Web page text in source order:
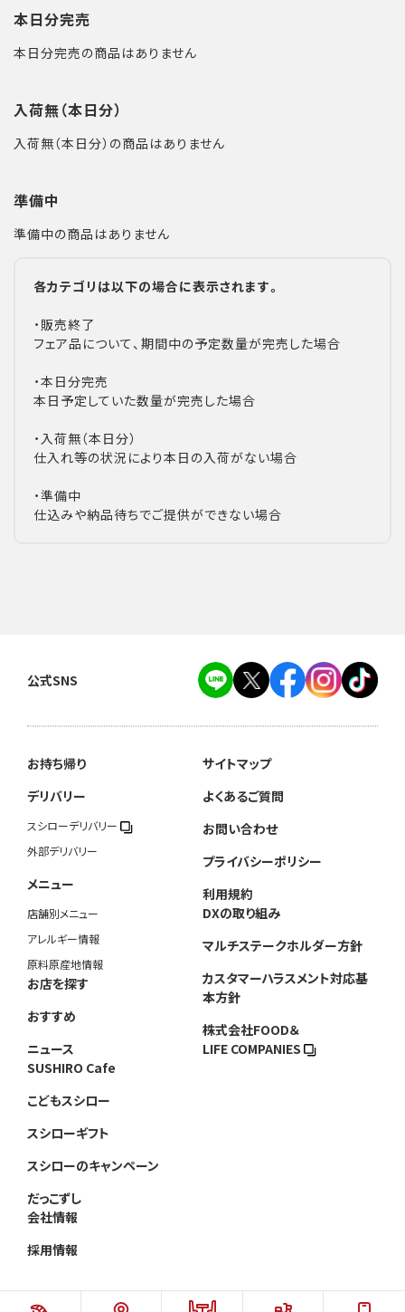
本日分完売
本日分完売の商品はありません
入荷無（本日分）
入荷無（本日分）の商品はありません
準備中
準備中の商品はありません
各カテゴリは以下の場合に表示されます。
・販売終了
フェア品について、期間中の予定数量が完売した場合
・本日分完売
本日予定していた数量が完売した場合
・入荷無（本日分）
仕入れ等の状況により本日の入荷がない場合
・準備中
仕込みや納品待ちでご提供ができない場合
公式SNS
お持ち帰り
デリバリー
スシローデリバリー
外部デリバリー
メニュー
店舗別メニュー
アレルギー情報
原料原産地情報
お店を探す
おすすめ
ニュース
SUSHIRO Cafe
こどもスシロー
スシローギフト
スシローのキャンペーン
だっこずし
会社情報
採用情報
サイトマップ
よくあるご質問
お問い合わせ
プライバシーポリシー
利用規約
DXの取り組み
マルチステークホルダー方針
カスタマーハラスメント対応基
本方針
株式会社FOOD＆
LIFE COMPANIES